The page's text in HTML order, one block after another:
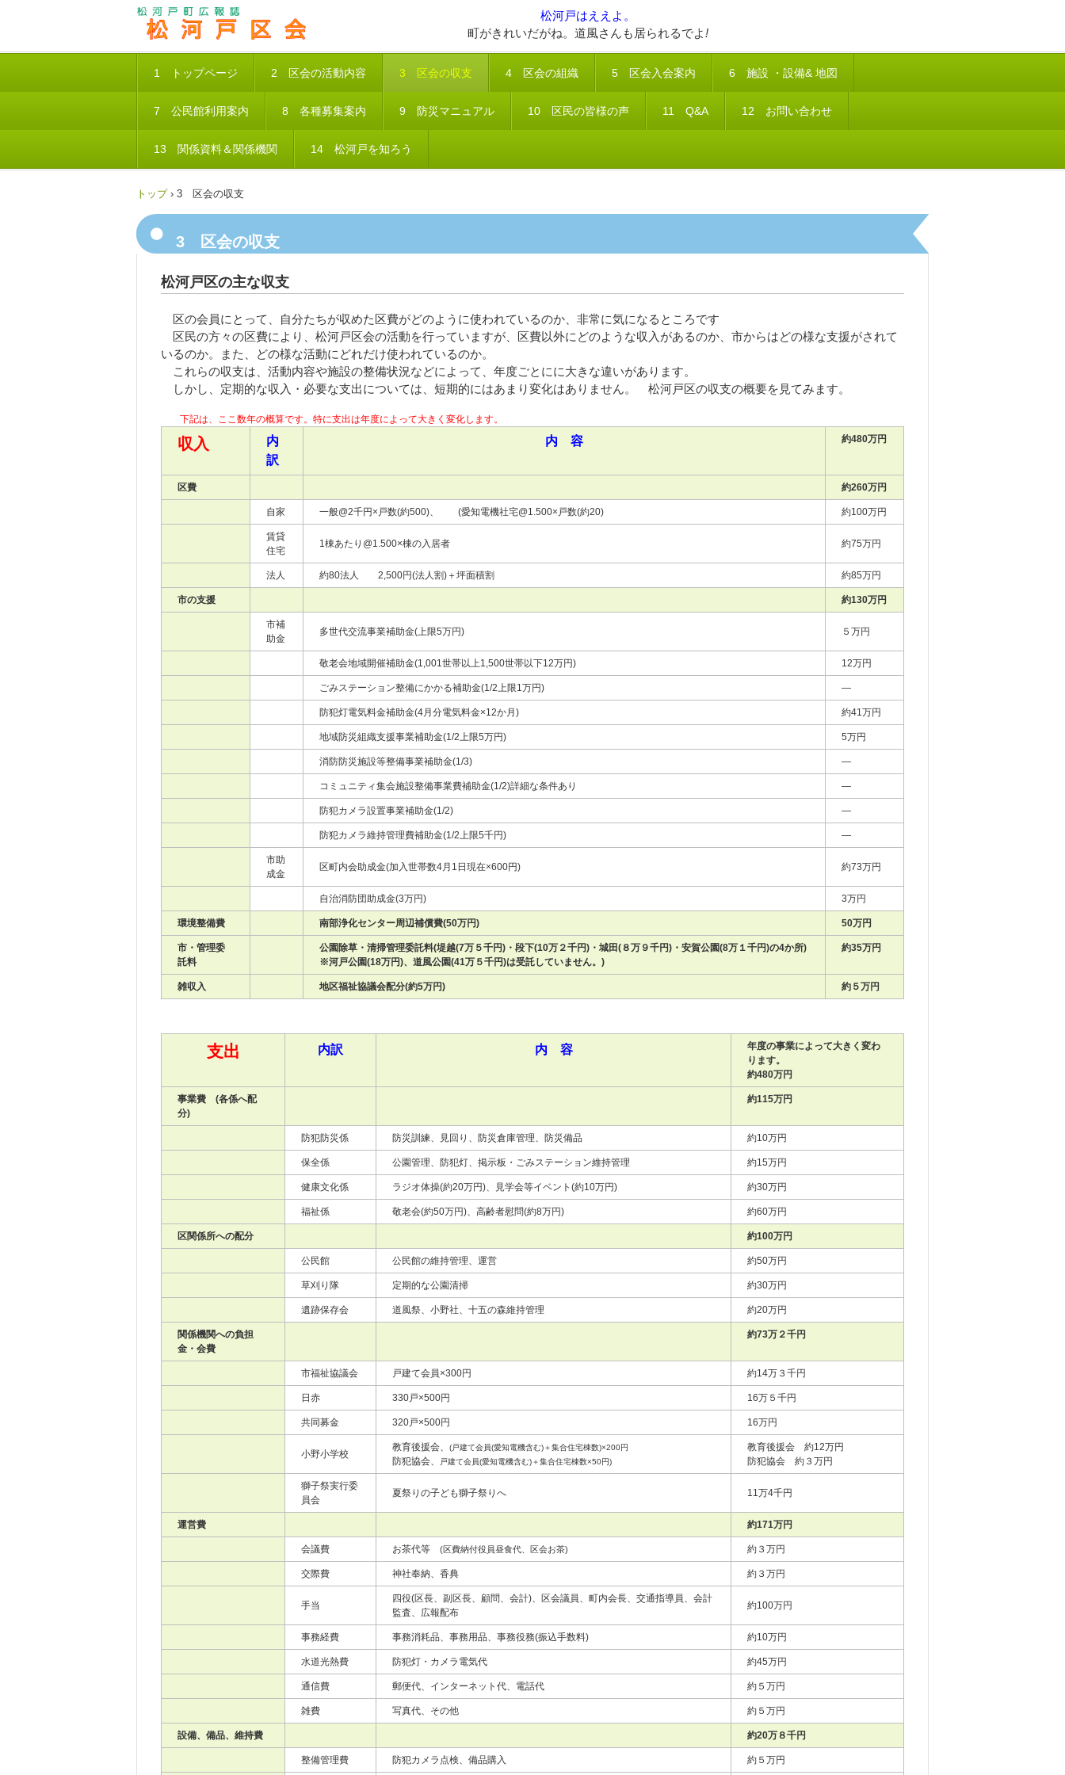
松河戸はええよ。
町がきれいだがね。道風さんも居られるでよ!
1 トップページ 2 区会の活動内容 3 区会の収支 4 区会の組織 5 区会入会案内 6 施設 ・設備& 地図
7 公民館利用案内 8 各種募集案内 9 防災マニュアル 10 区民の皆様の声 11 Q&A 12 お問い合わせ
13 関係資料＆関係機関 14 松河戸を知ろう
トップ › 3 区会の収支
3 区会の収支
松河戸区の主な収支
区の会員にとって、自分たちが収めた区費がどのように使われているのか、非常に気になるところです
区民の方々の区費により、松河戸区会の活動を行っていますが、区費以外にどのような収入があるのか 、市からはどの様な支援がされて
いるのか。
また、どの様な活動にどれだけ使われているのか。
これらの収支は、活動内容や施設の整備状況などによって、年度ごとにに大きな違いがあります。
しかし、定期的な収入・必要な支出については、短期的にはあまり変化はありません。 松河戸区の収支の概要を見てみます。
下記は、ここ数年の概算です。特に支出は年度によって大きく変化します。
収入
内
訳
内 容 約480万円
区費 約260万円
自家 一般@2千円×戸数(約500)、 (愛知電機社宅@1.500×戸数(約20) 約100万円
賃貸
住宅
1棟あたり@1.500×棟の入居者 約75万円
法人 約80法人 2,500円(法人割)＋坪面積割 約85万円
市の支援 約130万円
市補
助金
多世代交流事業補助金(上限5万円) ５万円
敬老会地域開催補助金(1,001世帯以上1,500世帯以下12万円) 12万円
ごみステーション整備にかかる補助金(1/2上限1万円) ―
防犯灯電気料金補助金(4月分電気料金×12か月) 約41万円
地域防災組織支援事業補助金(1/2上限5万円) 5万円
消防防災施設等整備事業補助金(1/3) ―
コミュニティ集会施設整備事業費補助金(1/2)詳細な条件あり ―
防犯カメラ設置事業補助金(1/2) ―
防犯カメラ維持管理費補助金(1/2上限5千円) ―
市助
成金
区町内会助成金(加入世帯数4月1日現在×600円) 約73万円
自治消防団助成金(3万円) 3万円
環境整備費 南部浄化センター周辺補償費(50万円) 50万円
市・管理委
託料
公園除草・清掃管理委託料(堤越(7万５千円)・段下(10万２千円)・城田(８万９千円)・安賀公園(8万１千円)の4か所)
※河戸公園(18万円)、道風公園(41万５千円)は受託していません。)
約35万円
雑収入 地区福祉協議会配分(約5万円) 約５万円
支出 内訳 内 容
年度の事業によって大きく変わ
ります。
約480万円
事業費 (各係へ配
分)
約115万円
防犯防災係 防災訓練、見回り、防災倉庫管理、防災備品 約10万円
保全係 公園管理、防犯灯、掲示板・ごみステーション維持管理 約15万円
健康文化係 ラジオ体操(約20万円)、見学会等イベント(約10万円) 約30万円
福祉係 敬老会(約50万円)、高齢者慰問(約8万円) 約60万円
区関係所への配分 約100万円
公民館 公民館の維持管理、運営 約50万円
草刈り隊 定期的な公園清掃 約30万円
遺跡保存会 道風祭、小野社、十五の森維持管理 約20万円
関係機関への負担
金・会費
約73万２千円
市福祉協議会 戸建て会員×300円 約14万３千円
日赤 330戸×500円 16万５千円
共同募金 320戸×500円 16万円
小野小学校
教育後援会、 (戸建て会員(愛知電機含む)＋集合住宅棟数)×200円
防犯協会、 戸建て会員(愛知電機含む)＋集合住宅棟数×50円)
教育後援会 約12万円
防犯協会 約３万円
獅子祭実行委
員会
夏祭りの子ども獅子祭りへ 11万4千円
運営費 約171万円
会議費 お茶代等 (区費納付役員昼食代、区会お茶) 約３万円
交際費 神社奉納、香典 約３万円
手当
四役(区長、副区長、顧問、会計)、区会議員、町内会長、交通指導員、会計
監査、広報配布
約100万円
事務経費 事務消耗品、事務用品、事務役務(振込手数料) 約10万円
水道光熱費 防犯灯・カメラ電気代 約45万円
通信費 郵便代、インターネット代、電話代 約５万円
雑費 写真代、その他 約５万円
設備、備品、維持費 約20万８千円
整備管理費 防犯カメラ点検、備品購入 約５万円